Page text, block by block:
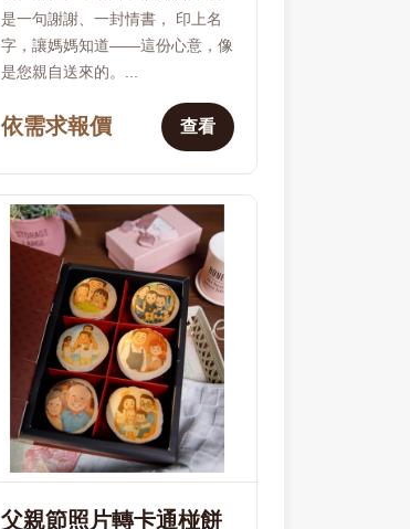
是一句謝謝、一封情書， 印上名
字，讓媽媽知道——這份心意，像
是您親自送來的。...
依需求報價 查看
父親節照片轉卡通椪餅